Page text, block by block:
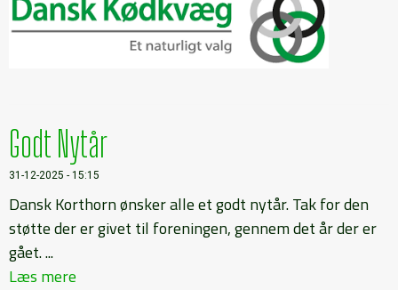
Godt Nytår
31-12-2025 - 15:15
Dansk Korthorn ønsker alle et godt nytår. Tak for den
støtte der er givet til foreningen, gennem det år der er
gået. ...
Læs mere